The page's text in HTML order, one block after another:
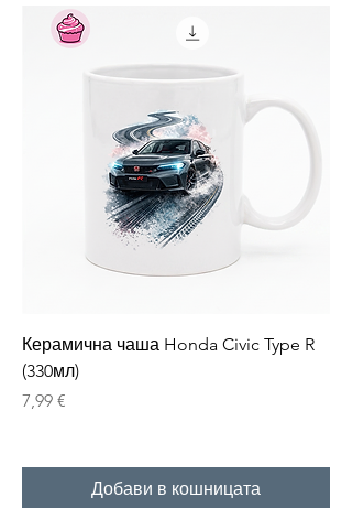
Керамична чаша Honda Civic Type R
(330мл)
Цена
7,99 €
Добави в кошницата